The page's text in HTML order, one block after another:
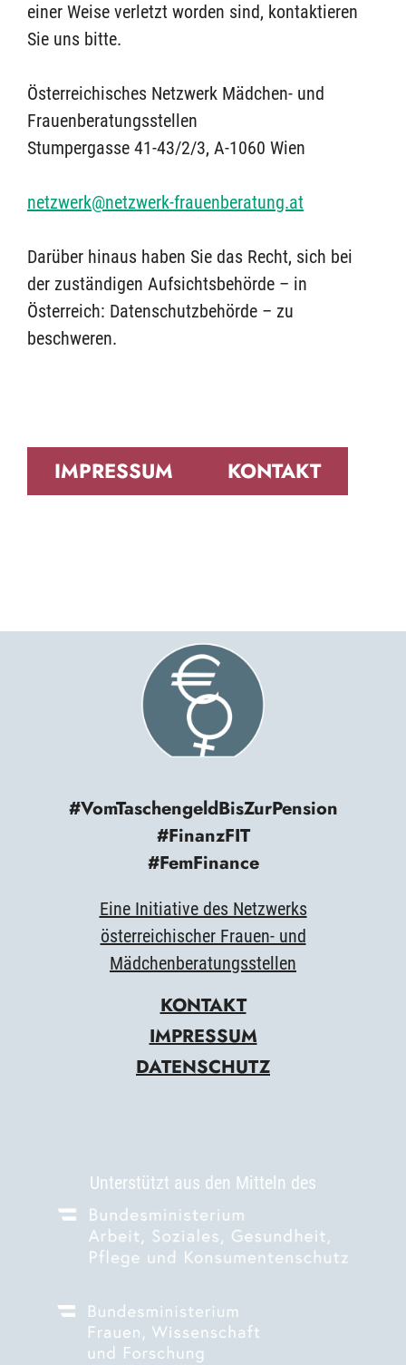
einer Weise verletzt worden sind, kontaktieren
Sie uns bitte.
Österreichisches Netzwerk Mädchen- und
Frauenberatungsstellen
Stumpergasse 41-43/2/3, A-1060 Wien
netzwerk@netzwerk-frauenberatung.at
Darüber hinaus haben Sie das Recht, sich bei
der zuständigen Aufsichtsbehörde – in
Österreich: Datenschutzbehörde – zu
beschweren.
IMPRESSUM KONTAKT
#VomTaschengeldBisZurPension
#FinanzFIT
#FemFinance
Eine Initiative des Netzwerks
österreichischer Frauen- und
Mädchenberatungsstellen
KONTAKT
IMPRESSUM
DATENSCHUTZ
Unterstützt aus den Mitteln des